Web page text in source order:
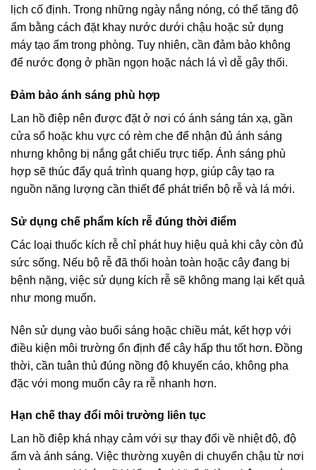
lịch cố định. Trong những ngày nắng nóng, có thể tăng độ
ẩm bằng cách đặt khay nước dưới chậu hoặc sử dụng
máy tạo ẩm trong phòng. Tuy nhiên, cần đảm bảo không
để nước đọng ở phần ngọn hoặc nách lá vì dễ gây thối.
Đảm bảo ánh sáng phù hợp
Lan hồ điệp nên được đặt ở nơi có ánh sáng tán xạ, gần
cửa sổ hoặc khu vực có rèm che để nhận đủ ánh sáng
nhưng không bị nắng gắt chiếu trực tiếp. Ánh sáng phù
hợp sẽ thúc đẩy quá trình quang hợp, giúp cây tạo ra
nguồn năng lượng cần thiết để phát triển bộ rễ và lá mới.
Sử dụng chế phẩm kích rễ đúng thời điểm
Các loại thuốc kích rễ chỉ phát huy hiệu quả khi cây còn đủ
sức sống. Nếu bộ rễ đã thối hoàn toàn hoặc cây đang bị
bệnh nặng, việc sử dụng kích rễ sẽ không mang lại kết quả
như mong muốn.
Nên sử dụng vào buổi sáng hoặc chiều mát, kết hợp với
điều kiện môi trường ổn định để cây hấp thu tốt hơn. Đồng
thời, cần tuân thủ đúng nồng độ khuyến cáo, không pha
đặc với mong muốn cây ra rễ nhanh hơn.
Hạn chế thay đổi môi trường liên tục
Lan hồ điệp khá nhạy cảm với sự thay đổi về nhiệt độ, độ
ẩm và ánh sáng. Việc thường xuyên di chuyển chậu từ nơi